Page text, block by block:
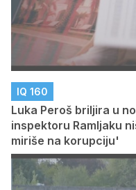
IQ 160
Luka Peroš briljira u
inspektoru Ramljaku
miriše na korupciju'